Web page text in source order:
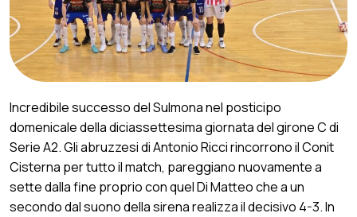
Incredibile successo del Sulmona nel posticipo
domenicale della diciassettesima giornata del girone C di
Serie A2. Gli abruzzesi di Antonio Ricci rincorrono il Conit
Cisterna per tutto il match, pareggiano nuovamente a
sette dalla fine proprio con quel Di Matteo che a un
secondo dal suono della sirena realizza il decisivo 4-3. In